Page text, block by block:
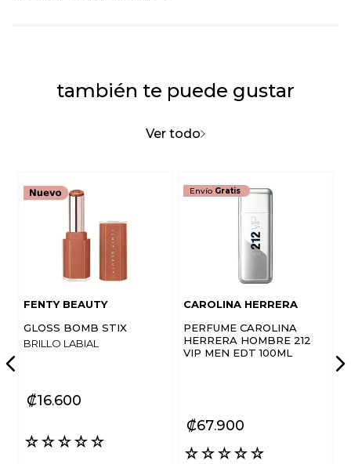
también te puede gustar
Ver todo
FENTY BEAUTY
GLOSS BOMB STIX
BRILLO LABIAL
₡16600
☆☆☆☆☆
Envío Gratis
CAROLINA HERRERA
PERFUME CAROLINA
HERRERA HOMBRE 212
VIP MEN EDT 100ML
₡67900
☆☆☆☆☆